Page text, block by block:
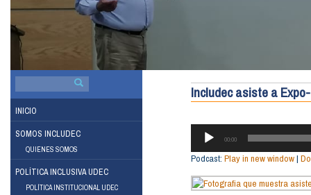
BUSCAR
INICIO
SOMOS INCLUDEC
QUIENES SOMOS
POLÍTICA INCLUSIVA UDEC
POLÍTICA INSTITUCIONAL UDEC
Includec asiste a
AUDIO
00:00
Podcast: Play in new window|